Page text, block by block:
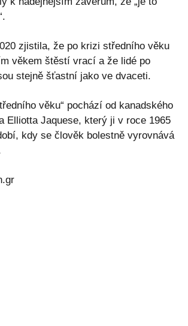
zjistila, že po krizi středního věku
věkem štěstí vrací a že lidé po
stejně šťastní jako ve dvaceti.
věku“ pochází od kanadského
Elliotta Jaquese, který ji v roce 1965
kdy se člověk bolestně vyrovnává